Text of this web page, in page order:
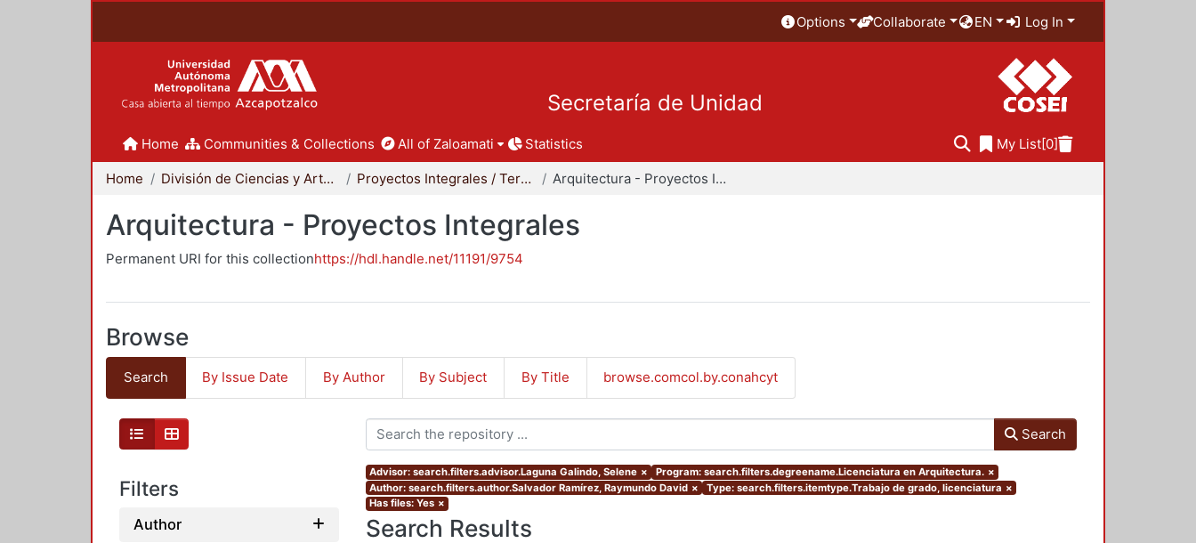
Options Collaborate EN Log In
Secretaría de Unidad
Home Communities & Collections All of Zaloamati Statistics My List[0]
Home División de Ciencias y Artes para el Diseño Proyectos Integrales / Terminales - Licenciatura Arquitectura - Proyectos Integrales
Arquitectura - Proyectos Integrales
Permanent URI for this collectionhttps://hdl.handle.net/11191/9754
Browse
Search By Issue Date By Author By Subject By Title browse.comcol.by.conahcyt
Filters
Author
Search
Advisor: search.filters.advisor.Laguna Galindo, Selene × Program: search.filters.degreename.Licenciatura en Arquitectura. ×
Author: search.filters.author.Salvador Ramírez, Raymundo David × Type: search.filters.itemtype.Trabajo de grado, licenciatura ×
Has files: Yes ×
Search Results